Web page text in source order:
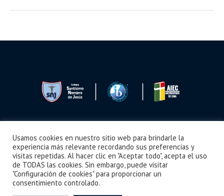
Seguimos Aprendiendo Boletín Noticias Videos ¿Cómo llegar?
Usamos cookies en nuestro sitio web para brindarle la
experiencia más relevante recordando sus preferencias y
visitas repetidas. Al hacer clic en "Aceptar todo", acepta el uso
de TODAS las cookies. Sin embargo, puede visitar
"Configuración de cookies" para proporcionar un
consentimiento controlado.